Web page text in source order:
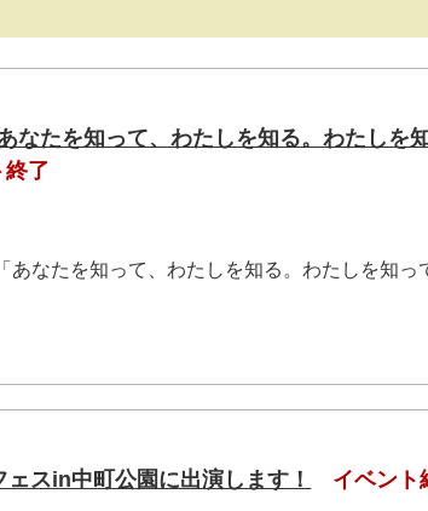
なたを知って、わたしを知る。わたしを
終了
なたを知って、わたしを知る。わたしを知っ
スin中町公園に出演します！ イベント